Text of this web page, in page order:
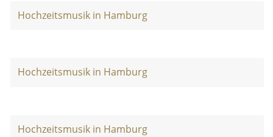
Hochzeitsmusik in Hamburg
Hochzeitsmusik in Hamburg
Hochzeitsmusik in Hamburg